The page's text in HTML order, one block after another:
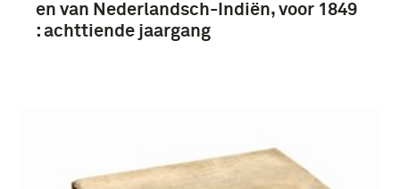
Koninklijke Landmacht (1813/1814-heden) (151)
en van Nederlandsch-Indiën, voor 1849
: achttiende jaargang